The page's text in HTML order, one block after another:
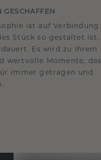
ist auf Verbindung
Stück so gestaltet ist,
Es wird zu Ihrem
wertvolle Momente, das
immer getragen und